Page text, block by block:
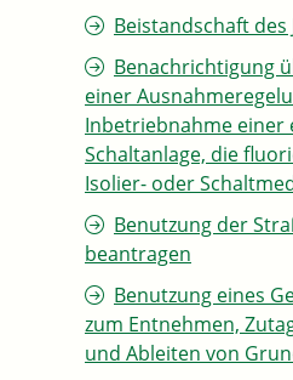
Beistandschaft
Benachrichtigung
einer
Inbetriebnahme einer
Schaltanlage, die
Isolier- oder
Benutzung der
beantragen
Benutzung eines
zum Entnehmen,
und Ableiten von